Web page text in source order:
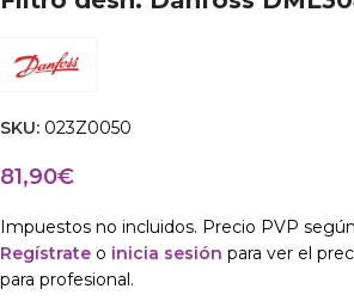
SKU: 023Z0050
81,90€
Impuestos no incluidos. Precio PVP
Regístrate o inicia sesión para ver el
para profesional.